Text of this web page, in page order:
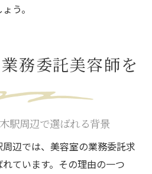
う。
務委託美容師を
駅周辺で選ばれる背景
辺では、美容室の業務委託求
ています。その理由の一つ